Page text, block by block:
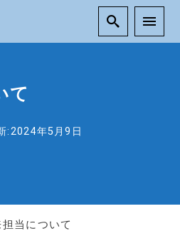
て
:2024年5月9日
当について